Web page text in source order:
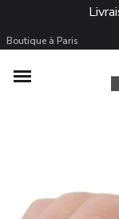
Boutique à Paris